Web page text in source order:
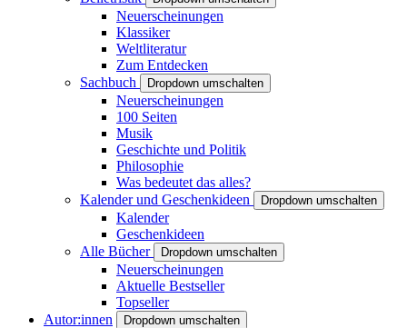
Neuerscheinungen
Klassiker
Weltliteratur
Zum Entdecken
Sachbuch
Dropdown umschalten
Neuerscheinungen
100 Seiten
Musik
Geschichte und Politik
Philosophie
Was bedeutet das alles?
Kalender und Geschenkideen
Dropdown umschalten
Kalender
Geschenkideen
Alle Bücher
Dropdown umschalten
Neuerscheinungen
Aktuelle Bestseller
Topseller
Autor:innen
Dropdown umschalten